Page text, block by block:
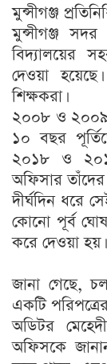
মুন্সীগঞ্জ
মুন্সীগঞ্জ
বিদ্যালয়ের
দেওয়া
শিক্ষকরা।
২০০৮ ও ২০০৯
১০ বছর
২০১৮ ও
অফিসার তাঁদের
দীর্ঘদিন ধরে
কোনো পূর্ব
করে দেওয়া হয়।
জানা গেছে,
একটি
অডিটর
অফিসকে